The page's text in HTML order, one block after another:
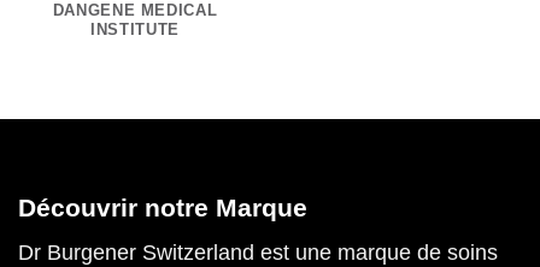
DANGENE MEDICAL
INSTITUTE
Découvrir notre Marque
Dr Burgener Switzerland est une marque de soins